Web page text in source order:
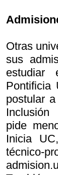
Otras
sus
Pontificia
postular
Inclusión
pide
Inicia
técnico-